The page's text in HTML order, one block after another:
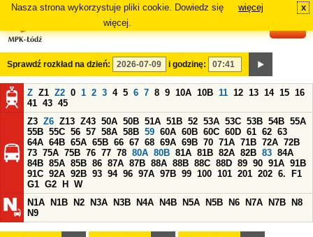
Nasza strona wykorzystuje pliki cookie. Dowiedz się
więcej.
więcej x
Sprawdź rozkład na dzień: i godzinę:
Z Z1 Z2 0 1 2 3 4 5 6 7 8 9 10A 10B 11 12 13 14 15 16
41 43 45
Z3 Z6 Z13 Z43 50A 50B 51A 51B 52 53A 53C 53B 54B 55A
55B 55C 56 57 58A 58B 59 60A 60B 60C 60D 61 62 63
64A 64B 65A 65B 66 67 68 69A 69B 70 71A 71B 72A 72B
73 75A 75B 76 77 78 80A 80B 81A 81B 82A 82B 83 84A
84B 85A 85B 86 87A 87B 88A 88B 88C 88D 89 90 91A 91B
91C 92A 92B 93 94 96 97A 97B 99 100 101 201 202 6.
F1
G1 G2 H
W
N1A
N1B N2 N3A N3B N4A N4B N5A N5B N6 N7A N7B
N8
N9